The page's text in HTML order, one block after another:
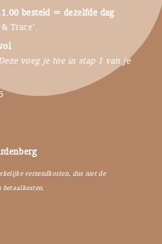
besteld = dezelfde dag
Trace’.
voeg je toe in stap 1 van je
verzendkosten, dus niet de
betaalkosten.